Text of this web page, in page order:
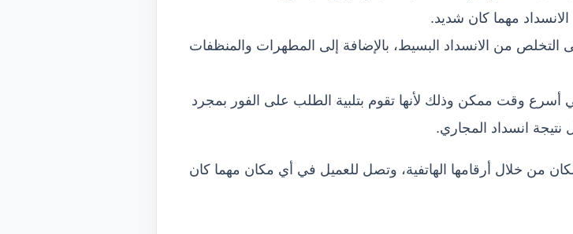
مهما كان شديد.
التخلص من الانسداد البسيط، بالإضافة إلى المطهرات والمنظفات
وقت ممكن وذلك لأنها تقوم بتلبية الطلب على الفور بمجرد
نتيجة انسداد المجاري.
من خلال أرقامها الهاتفية، وتصل للعميل في أي مكان مهما كان